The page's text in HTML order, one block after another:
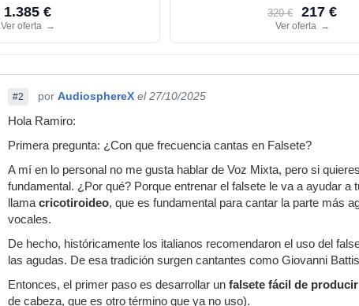
1.385 €
Ver oferta →
320 € 217 €
Ver oferta →
#2 por AudiosphereX el 27/10/2025
Hola Ramiro:
Primera pregunta: ¿Con que frecuencia cantas en Falsete?
A mí en lo personal no me gusta hablar de Voz Mixta, pero si
fundamental. ¿Por qué? Porque entrenar el falsete le va a ayudar
llama cricotiroideo, que es fundamental para cantar la parte más
vocales.
De hecho, históricamente los italianos recomendaron el uso del
las agudas. De esa tradición surgen cantantes como Giovanni
Entonces, el primer paso es desarrollar un falsete fácil de
de cabeza, que es otro término que ya no uso).